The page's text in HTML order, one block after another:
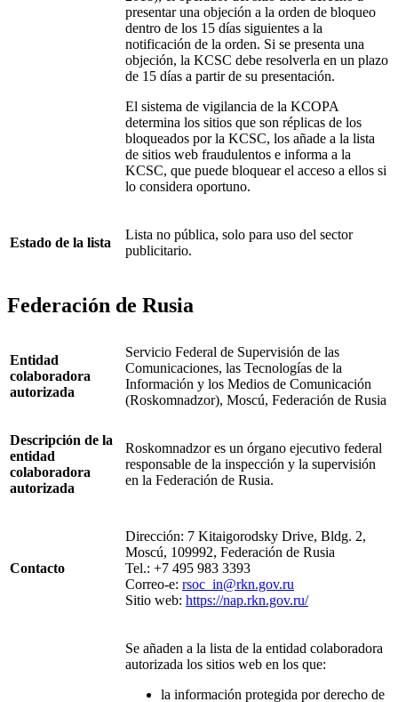
presentar una objeción a la orden de bloqueo
dentro de los 15 días siguientes a la
notificación de la orden. Si se presenta una
objeción, la KCSC debe resolverla en un plazo
de 15 días a partir de su presentación.
El sistema de vigilancia de la KCOPA
determina los sitios que son réplicas de los
bloqueados por la KCSC, los añade a la lista
de sitios web fraudulentos e informa a la
KCSC, que puede bloquear el acceso a ellos si
lo considera oportuno.
Estado de la lista
Lista no pública, solo para uso del sector
publicitario.
Federación de Rusia
Entidad
colaboradora
autorizada
Servicio Federal de Supervisión de las
Comunicaciones, las Tecnologías de la
Información y los Medios de Comunicación
(Roskomnadzor), Moscú, Federación de Rusia
Descripción de la
entidad
colaboradora
autorizada
Roskomnadzor es un órgano ejecutivo federal
responsable de la inspección y la supervisión
en la Federación de Rusia.
Contacto
Dirección: 7 Kitaigorodsky Drive, Bldg. 2,
Moscú, 109992, Federación de Rusia
Tel.: +7 495 983 3393
Correo-e: rsoc_in@rkn.gov.ru
Sitio web: https://nap.rkn.gov.ru/
Se añaden a la lista de la entidad colaboradora
autorizada los sitios web en los que:
la información protegida por derecho de